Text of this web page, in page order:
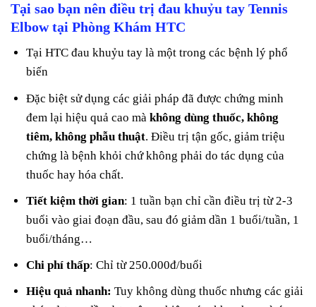
Tại sao bạn nên điều trị đau khuỷu tay Tennis
Elbow tại Phòng Khám HTC
Tại HTC đau khuỷu tay là một trong các bệnh lý phổ
biến
Đặc biệt sử dụng các giải pháp đã được chứng minh
đem lại hiệu quả cao màkhông dùng thuốc, không
tiêm, không phẫu thuật. Điều trị tận gốc, giảm triệu
chứng là bệnh khỏi chứ không phải do tác dụng của
thuốc hay hóa chất.
Tiết kiệm thời gian: 1 tuần bạn chỉ cần điều trị từ 2-3
buổi vào giai đoạn đầu, sau đó giảm dần 1 buổi/tuần, 1
buổi/tháng…
Chi phí thấp: Chỉ từ 250.000đ/buổi
Hiệu quả nhanh: Tuy không dùng thuốc nhưng các giải